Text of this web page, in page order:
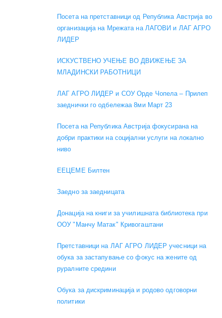
Посета на претставници од Република Австрија во
организација на Мрежата на ЛАГОВИ и ЛАГ АГРО
ЛИДЕР
ИСКУСТВЕНО УЧЕЊЕ ВО ДВИЖЕЊЕ ЗА
МЛАДИНСКИ РАБОТНИЦИ
ЛАГ АГРО ЛИДЕР и СОУ Орде Чопела – Прилеп
заеднички го одбележаа 8ми Март 23
Посета на Република Австрија фокусирана на
добри практики на социјални услуги на локално
ниво
EEЦЕМЕ Билтен
Заедно за заедницата
Донација на книги за училишната библиотека при
ООУ "Манчу Матак" Кривогаштани
Претставници на ЛАГ АГРО ЛИДЕР учесници на
обука за застапување со фокус на жените од
руралните средини
Обука за дискриминација и родово одговорни
политики